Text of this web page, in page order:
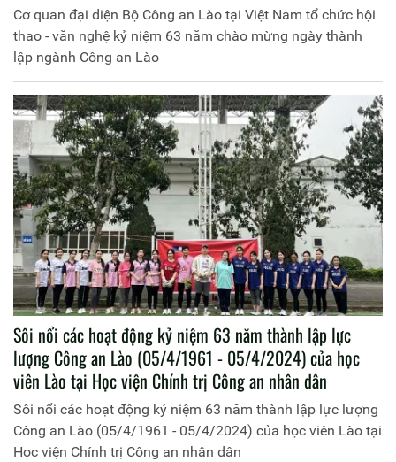
Cơ quan đại diện Bộ Công an Lào tại Việt Nam tổ chức hội
thao - văn nghệ kỷ niệm 63 năm chào mừng ngày thành
lập ngành Công an Lào
Sôi nổi các hoạt động kỷ niệm 63 năm thành lập lực
lượng Công an Lào (05/4/1961 - 05/4/2024) của học
viên Lào tại Học viện Chính trị Công an nhân dân
Sôi nổi các hoạt động kỷ niệm 63 năm thành lập lực lượng
Công an Lào (05/4/1961 - 05/4/2024) của học viên Lào tại
Học viện Chính trị Công an nhân dân